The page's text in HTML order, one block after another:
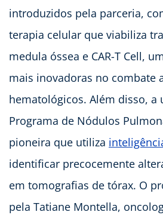
introduzidos pela parceria,
terapia celular que viabiliza
medula óssea e CAR-T Cell,
mais inovadoras no combate
hematológicos. Além disso, a
Programa de Nódulos
pioneira que utiliza
identificar precocemente
em tomografias de tórax. O
pela Tatiane Montella,